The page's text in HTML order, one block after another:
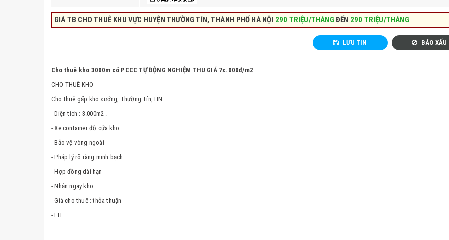
GIÁ TB CHO THUÊ KHU VỰC HUYỆN THƯỜNG TÍN, THÀNH PHỐ HÀ NỘI 290 TRIỆU/THÁNG ĐẾN 290 TRIỆU/THÁNG
LƯU TIN BÁO XẤU
Cho thuê kho 3000m có PCCC TỰ ĐỘNG NGHIỆM THU GIÁ 7x.000đ/m2
CHO THUÊ KHO
Cho thuê gấp kho xưởng, Thường Tín, HN
- Diện tích : 3.000m2 .
- Xe container đỗ cửa kho
- Bảo vệ vòng ngoài
- Pháp lý rõ ràng minh bạch
- Hợp đồng dài hạn
- Nhận ngay kho
- Giá cho thuê : thỏa thuận
- LH :